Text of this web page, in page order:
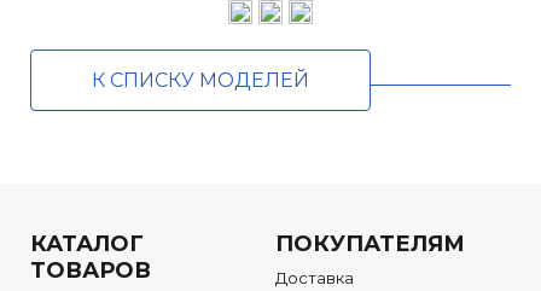
К СПИСКУ МОДЕЛЕЙ
КАТАЛОГ
ТОВАРОВ
ПОКУПАТЕЛЯМ
Доставка